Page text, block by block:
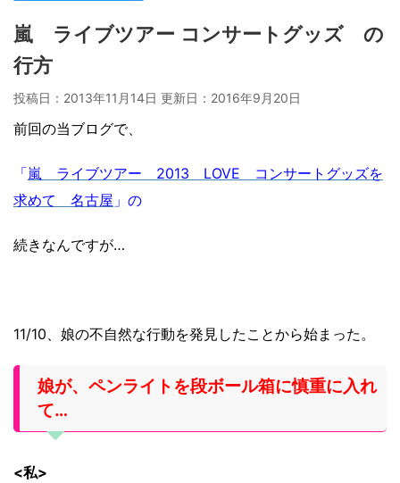
嵐 ライブツアー コンサートグッズ の
行方
投稿日：2013年11月14日 更新日： 2016年9月20日
前回の当ブログで、
「嵐 ライブツアー 2013 LOVE コンサートグッズを
求めて 名古屋 」の
続きなんですが…
11/10、娘の不自然な行動を発見したことから始まった。
娘が、ペンライトを段ボール箱に慎重に入れ
て…
<私>